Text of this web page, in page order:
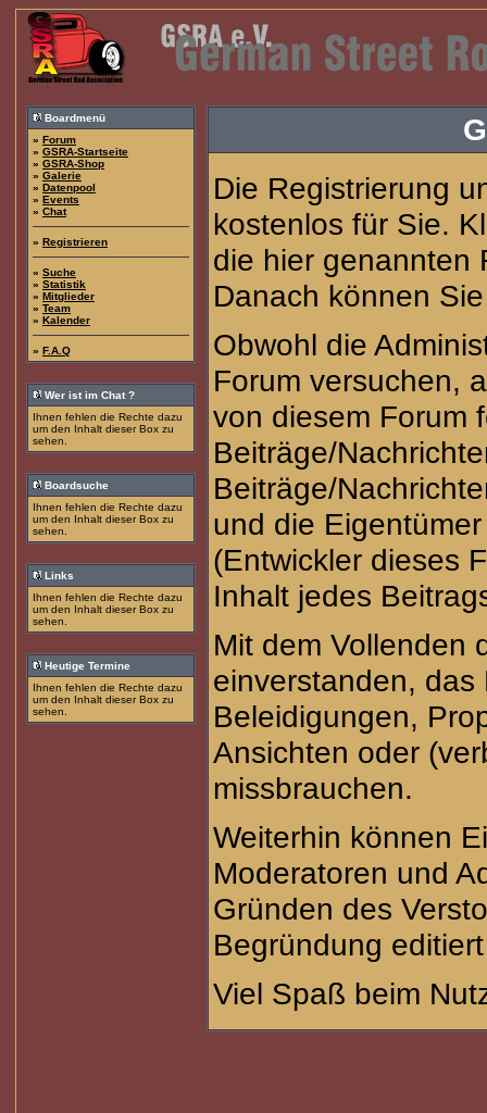
Boardmenü
» Forum
» GSRA-Startseite
» GSRA-Shop
» Galerie
» Datenpool
» Events
» Chat
» Registrieren
» Suche
» Statistik
» Mitglieder
» Team
» Kalender
» F.A.Q
Wer ist im Chat ?
Ihnen fehlen die Rechte dazu
um den Inhalt dieser Box zu
sehen.
Boardsuche
Ihnen fehlen die Rechte dazu
um den Inhalt dieser Box zu
sehen.
Links
Ihnen fehlen die Rechte dazu
um den Inhalt dieser Box zu
sehen.
Heutige Termine
Ihnen fehlen die Rechte dazu
um den Inhalt dieser Box zu
sehen.
Die Registrierung
kostenlos für Sie.
die hier genannten
Danach können
Obwohl die
Forum versuchen,
von diesem Forum
Beiträge/
Beiträge/
und die
(Entwickler dieses
Inhalt jedes
Mit dem Vollenden
einverstanden,
Beleidigungen,
Ansichten oder
missbrauchen.
Weiterhin können
Moderatoren und
Gründen des
Begründung
Viel Spaß beim